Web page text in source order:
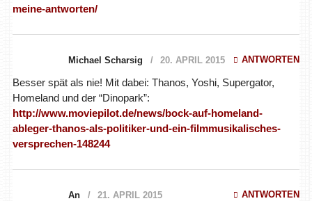
meine-antworten/
Michael Scharsig 20. APRIL 2015 ANTWORTEN
Besser spät als nie! Mit dabei: Thanos, Yoshi, Supergator,
Homeland und der “Dinopark”:
http://www.moviepilot.de/news/bock-auf-homeland-
ableger-thanos-als-politiker-und-ein-filmmusikalisches-
versprechen-148244
An 21. APRIL 2015 ANTWORTEN